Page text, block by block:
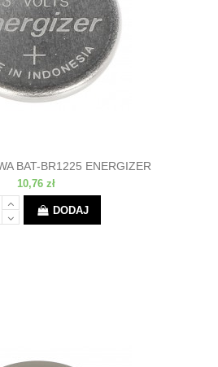
BAT-BR1225 ENERGIZER
10,76 zł
DODAJ